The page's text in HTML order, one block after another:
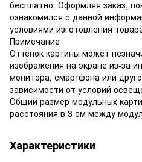
бесплатно. Оформляя заказ,
ознакомился с данной
условиями изготовления
Примечание
Оттенок картины может
изображения на экране из-за
монитора, смартфона или
зависимости от условий
Общий размер модульных
расстояния в 3 см между
Характеристики